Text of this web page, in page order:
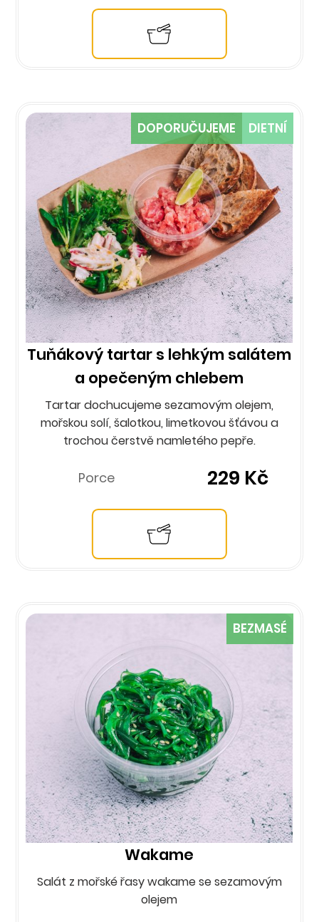
DIETNÍ
DOPORUČUJEME
Tuňákový tartar s lehkým salátem
a opečeným chlebem
Tartar dochucujeme sezamovým olejem,
mořskou solí, šalotkou, limetkovou šťávou a
trochou čerstvě namletého pepře.
Porce 229 Kč
BEZMASÉ
Wakame
Salát z mořské řasy wakame se sezamovým
olejem